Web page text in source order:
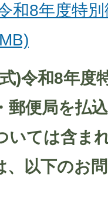
和8年度特
式)令和8年
郵便局を払
いては含ま
、以下のお